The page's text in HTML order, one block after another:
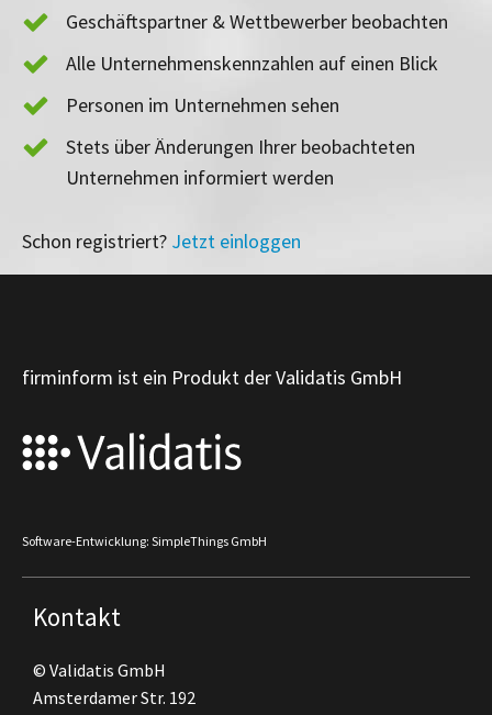
Geschäftspartner & Wettbewerber beobachten
Alle Unternehmenskennzahlen auf einen Blick
Personen im Unternehmen sehen
Stets über Änderungen Ihrer beobachteten
Unternehmen informiert werden
Schon registriert? Jetzt einloggen
firminform ist ein Produkt der Validatis GmbH
Software-Entwicklung: SimpleThings GmbH
Kontakt
© Validatis GmbH
Amsterdamer Str. 192